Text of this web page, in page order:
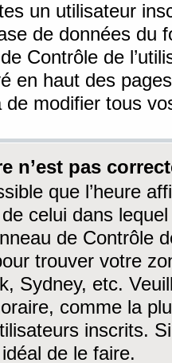
un utilisateur
de données du
Contrôle de
en haut des
de modifier tous
n’est pas
que l’heure
celui dans
de Contrôle
trouver votre
Sydney, etc.
comme la
inscrits.
de le faire.